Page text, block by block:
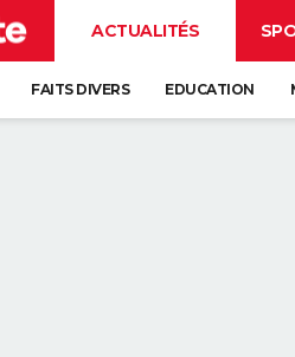
ACTUALITÉS
FAITS DIVERS EDUCATION